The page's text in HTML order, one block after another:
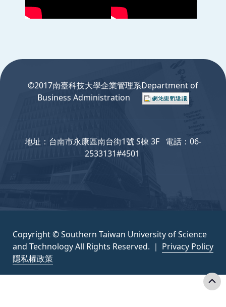
©2017南臺科技大學企業管理系Department of
Business Administration
地址：台南市永康區南台街1號 S棟 3F 電話：06-
2533131#4501
Copyright © Southern Taiwan University of Science
and Technology All Rights Reserved. ｜ Privacy Policy
隱私權政策